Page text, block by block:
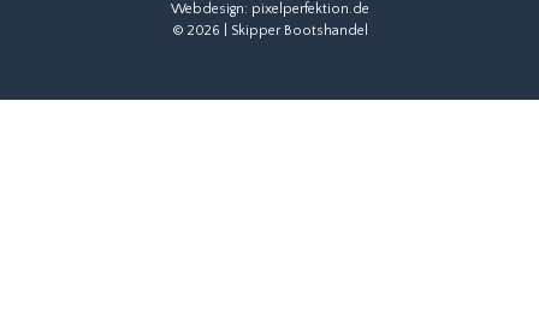
Webdesign: pixelperfektion.de
© 2026 | Skipper Bootshandel